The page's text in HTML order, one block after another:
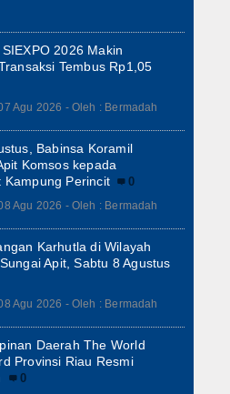
2026 Makin
Tembus Rp1,05
Agu 2026 - Oleh : Bermadah
Babinsa Koramil
Komsos kepada
Kampung Perincit
0
Agu 2026 - Oleh : Bermadah
Karhutla di Wilayah
Apit, Sabtu 8 Agustus
Agu 2026 - Oleh : Bermadah
Daerah The World
Provinsi Riau Resmi
0